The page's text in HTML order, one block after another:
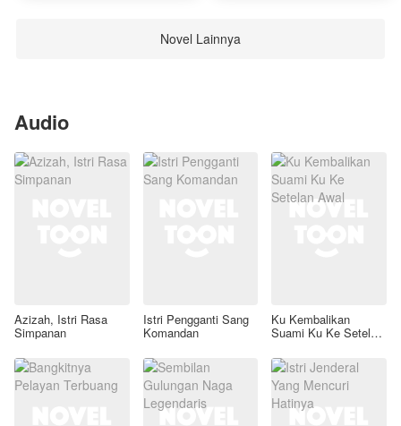
Novel Lainnya
Audio
Azizah, Istri Rasa
Simpanan
Istri Pengganti Sang
Komandan
Ku Kembalikan
Suami Ku Ke Setelan